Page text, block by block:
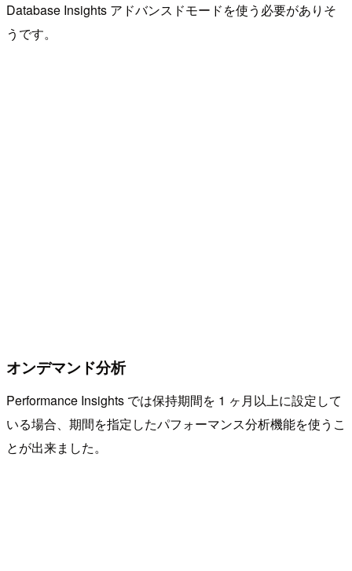
Database Insights アドバンスドモードを使う必要がありそ
うです。
オンデマンド分析
Performance Insights では保持期間を 1 ヶ月以上に設定して
いる場合、期間を指定したパフォーマンス分析機能を使うこ
とが出来ました。